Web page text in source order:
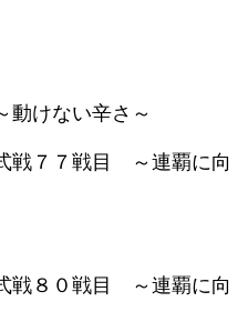
けない辛さ～
戦７７戦目 ～連覇に向
戦８０戦目 ～連覇に向